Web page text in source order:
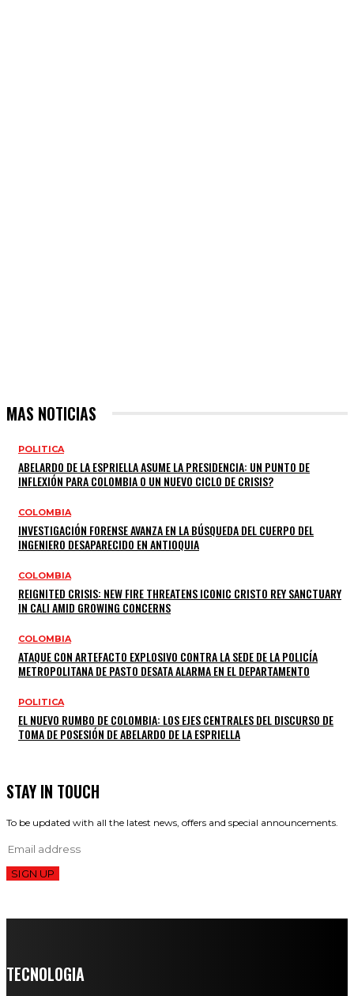
MAS NOTICIAS
POLITICA
ABELARDO DE LA ESPRIELLA ASUME LA PRESIDENCIA: UN PUNTO DE
INFLEXIÓN PARA COLOMBIA O UN NUEVO CICLO DE CRISIS?
COLOMBIA
INVESTIGACIÓN FORENSE AVANZA EN LA BÚSQUEDA DEL CUERPO DEL
INGENIERO DESAPARECIDO EN ANTIOQUIA
COLOMBIA
REIGNITED CRISIS: NEW FIRE THREATENS ICONIC CRISTO REY SANCTUARY
IN CALI AMID GROWING CONCERNS
COLOMBIA
ATAQUE CON ARTEFACTO EXPLOSIVO CONTRA LA SEDE DE LA POLICÍA
METROPOLITANA DE PASTO DESATA ALARMA EN EL DEPARTAMENTO
POLITICA
EL NUEVO RUMBO DE COLOMBIA: LOS EJES CENTRALES DEL DISCURSO DE
TOMA DE POSESIÓN DE ABELARDO DE LA ESPRIELLA
STAY IN TOUCH
To be updated with all the latest news, offers and special announcements.
SIGN UP
TECNOLOGIA